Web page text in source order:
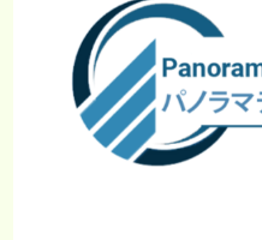
機
能
検
査
装
置
市
場